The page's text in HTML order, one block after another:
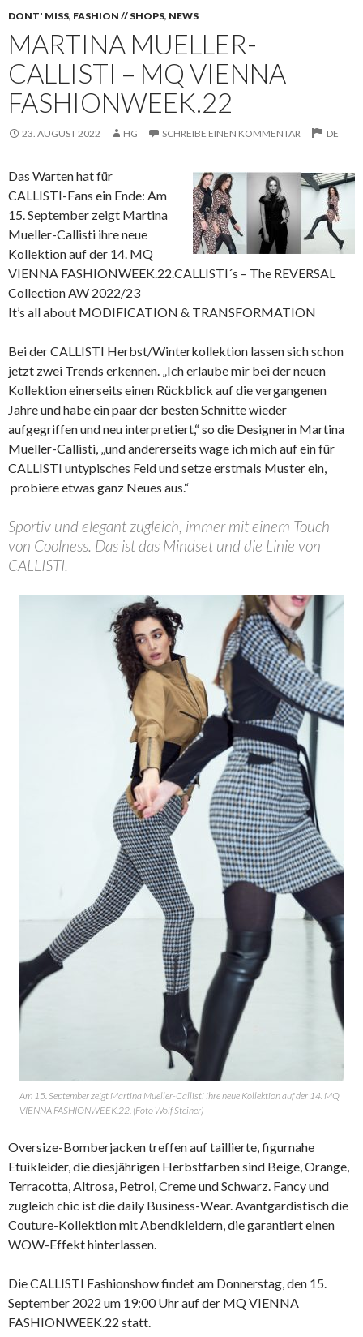
DONT' MISS, FASHION // SHOPS, NEWS
MARTINA MUELLER-
CALLISTI – MQ VIENNA
FASHIONWEEK.22
23. AUGUST 2022 HG SCHREIBE EINEN KOMMENTAR DE
Das Warten hat für
CALLISTI-Fans ein Ende: Am
15. September zeigt Martina
Mueller-Callisti ihre neue
Kollektion auf der 14. MQ
VIENNA FASHIONWEEK.22. CALLISTI´s – The REVERSAL
Collection AW 2022/23
It’s all about MODIFICATION & TRANSFORMATION
Bei der CALLISTI Herbst/Winterkollektion lassen sich schon
jetzt zwei Trends erkennen. „Ich erlaube mir bei der neuen
Kollektion einerseits einen Rückblick auf die vergangenen
Jahre und habe ein paar der besten Schnitte wieder
aufgegriffen und neu interpretiert,“ so die Designerin Martina
Mueller-Callisti, „und andererseits wage ich mich auf ein für
CALLISTI untypisches Feld und setze erstmals Muster ein,
probiere etwas ganz Neues aus.“
Sportiv und elegant zugleich, immer mit einem Touch
von Coolness. Das ist das Mindset und die Linie von
CALLISTI.
Am 15. September zeigt Martina Mueller-Callisti ihre neue Kollektion auf der 14. MQ
VIENNA FASHIONWEEK.22. (Foto Wolf Steiner)
Oversize-Bomberjacken treffen auf taillierte, figurnahe
Etuikleider, die diesjährigen Herbstfarben sind Beige, Orange,
Terracotta, Altrosa, Petrol, Creme und Schwarz. Fancy und
zugleich chic ist die daily Business-Wear. Avantgardistisch die
Couture-Kollektion mit Abendkleidern, die garantiert einen
WOW-Effekt hinterlassen.
Die CALLISTI Fashionshow findet am Donnerstag, den 15.
September 2022 um 19:00 Uhr auf der MQ VIENNA
FASHIONWEEK.22 statt.